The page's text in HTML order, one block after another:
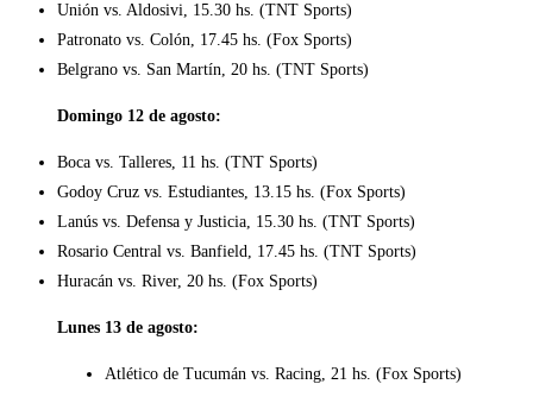
Unión vs. Aldosivi, 15.30 hs. (TNT Sports)
Patronato vs. Colón, 17.45 hs. (Fox Sports)
Belgrano vs. San Martín, 20 hs. (TNT Sports)
Domingo 12 de agosto:
Boca vs. Talleres, 11 hs. (TNT Sports)
Godoy Cruz vs. Estudiantes, 13.15 hs. (Fox Sports)
Lanús vs. Defensa y Justicia, 15.30 hs. (TNT Sports)
Rosario Central vs. Banfield, 17.45 hs. (TNT Sports)
Huracán vs. River, 20 hs. (Fox Sports)
Lunes 13 de agosto:
Atlético de Tucumán vs. Racing, 21 hs. (Fox Sports)